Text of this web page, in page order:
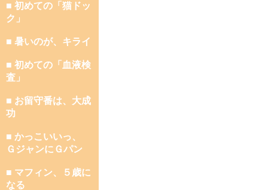
■ 初めての「猫ドッ
ク」
■ 暑いのが、キライ
■ 初めての「血液検
査」
■ お留守番は、大成
功
■ かっこいいっ、
ＧジャンにＧパン
■ マフィン、５歳に
なる